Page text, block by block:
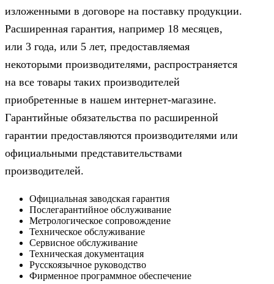
изложенными в договоре на поставку продукции.
Расширенная гарантия, например 18 месяцев,
или 3 года, или 5 лет, предоставляемая
некоторыми производителями, распространяется
на все товары таких производителей
приобретенные в нашем интернет-магазине.
Гарантийные обязательства по расширенной
гарантии предоставляются производителями или
официальными представительствами
производителей.
Официальная заводская гарантия
Послегарантийное обслуживание
Метрологическое сопровождение
Техническое обслуживание
Сервисное обслуживание
Техническая документация
Русскоязычное руководство
Фирменное программное обеспечение